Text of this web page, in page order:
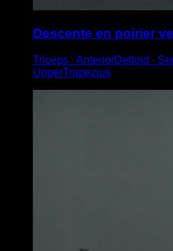
Descente en poirier
Triceps ∙ AnteriorDeltoid ∙
UpperTrapezius